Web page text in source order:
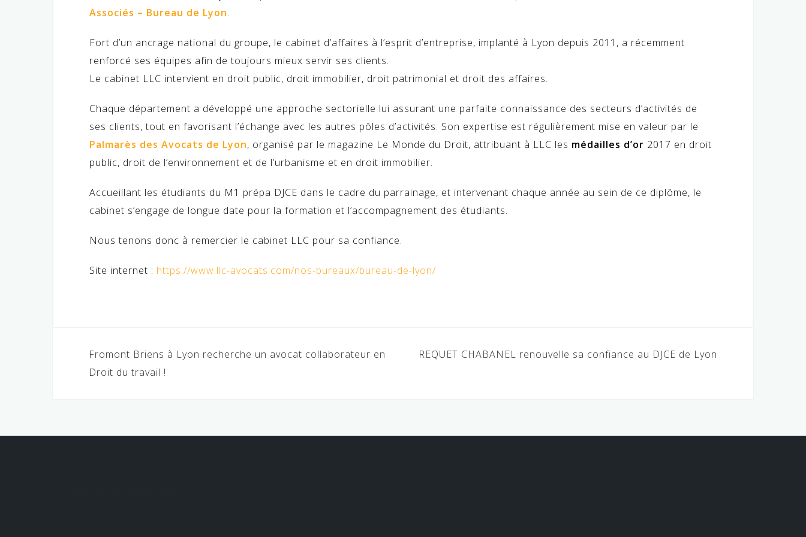
Associés – Bureau de Lyon.
Fort d’un ancrage national du groupe, le cabinet d’affaires à l’esprit d’entreprise, implanté à Lyon depuis 2011, a récemment
renforcé ses équipes afin de toujours mieux servir ses clients.
Le cabinet LLC intervient en droit public, droit immobilier, droit patrimonial et droit des affaires.
Chaque département a développé une approche sectorielle lui assurant une parfaite connaissance des secteurs d’activités de
ses clients, tout en favorisant l’échange avec les autres pôles d’activités. Son expertise est régulièrement mise en valeur par le
Palmarès des Avocats de Lyon, organisé par le magazine Le Monde du Droit, attribuant à LLC les médailles d’or 2017 en droit
public, droit de l’environnement et de l’urbanisme et en droit immobilier.
Accueillant les étudiants du M1 prépa DJCE dans le cadre du parrainage, et intervenant chaque année au sein de ce diplôme, le
cabinet s’engage de longue date pour la formation et l’accompagnement des étudiants.
Nous tenons donc à remercier le cabinet LLC pour sa confiance.
Site internet : https://www.llc-avocats.com/nos-bureaux/bureau-de-lyon/
Navigation
de
Fromont Briens à Lyon recherche un avocat collaborateur en
Droit du travail !
REQUET CHABANEL renouvelle sa confiance au DJCE de Lyon